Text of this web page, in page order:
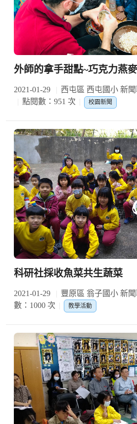
外師的拿手甜點~巧克力燕
2021-01-29
西屯區 西屯國小 新
點閱數：951 次
校園新聞
科研社採收魚菜共生蔬菜
2021-01-29 豐原區 翁子國小 新
數：1000 次
教學活動